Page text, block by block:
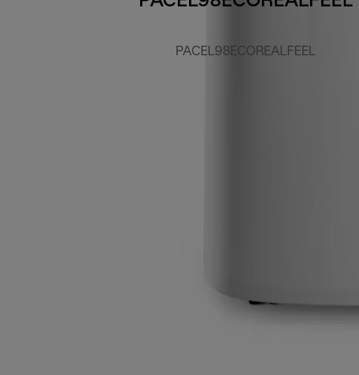
PACEL98ECOREALFEEL